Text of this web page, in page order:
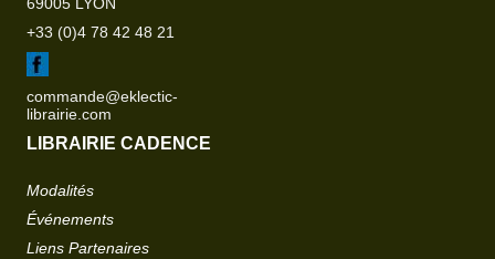
69005 LYON
+33 (0)4 78 42 48 21
commande@eklectic-
librairie.com
LIBRAIRIE CADENCE
Modalités
Événements
Liens Partenaires